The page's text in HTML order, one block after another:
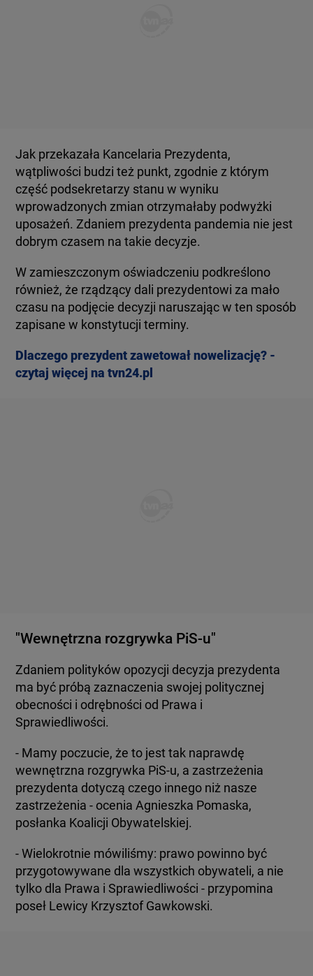
Jak przekazała Kancelaria Prezydenta,
wątpliwości budzi też punkt, zgodnie z którym
część podsekretarzy stanu w wyniku
wprowadzonych zmian otrzymałaby podwyżki
uposażeń. Zdaniem prezydenta pandemia nie jest
dobrym czasem na takie decyzje.
W zamieszczonym oświadczeniu podkreślono
również, że rządzący dali prezydentowi za mało
czasu na podjęcie decyzji naruszając w ten sposób
zapisane w konstytucji terminy.
Dlaczego prezydent zawetował nowelizację? -
czytaj więcej na tvn24.pl
"Wewnętrzna rozgrywka PiS-u"
Zdaniem polityków opozycji decyzja prezydenta
ma być próbą zaznaczenia swojej politycznej
obecności i odrębności od Prawa i
Sprawiedliwości.
- Mamy poczucie, że to jest tak naprawdę
wewnętrzna rozgrywka PiS-u, a zastrzeżenia
prezydenta dotyczą czego innego niż nasze
zastrzeżenia - ocenia Agnieszka Pomaska,
posłanka Koalicji Obywatelskiej.
- Wielokrotnie mówiliśmy: prawo powinno być
przygotowywane dla wszystkich obywateli, a nie
tylko dla Prawa i Sprawiedliwości - przypomina
poseł Lewicy Krzysztof Gawkowski.